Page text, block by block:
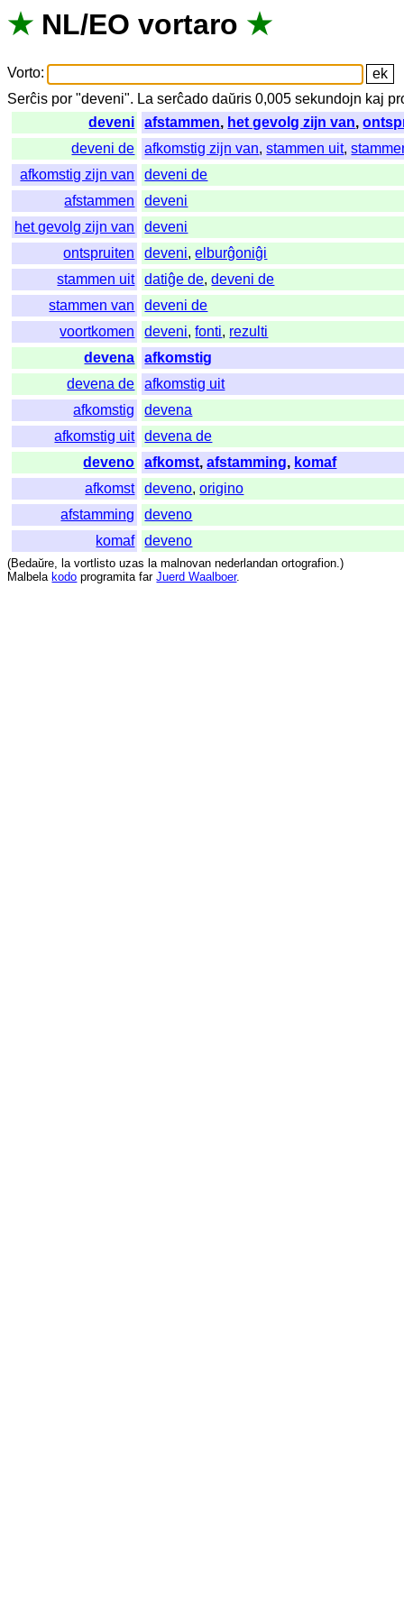
★ NL/EO vortaro ★
Vorto:
Serĉis por "deveni". La serĉado daŭris 0,005sekundojn kaj
deveni
afstammen, het gevolg zijn van,
deveni de
afkomstig zijn van,stammen uit,
afkomstig zijn van
deveni de
afstammen
deveni
het gevolg zijn van
deveni
ontspruiten
deveni,elburĝoniĝi
stammen uit
datiĝe de,deveni de
stammen van
deveni de
voortkomen
deveni,fonti, rezulti
devena
afkomstig
devena de
afkomstig uit
afkomstig
devena
afkomstig uit
devena de
deveno
afkomst,afstamming, komaf
afkomst
deveno,origino
afstamming
deveno
komaf
deveno
(Bedaŭre, la vortlisto uzas la malnovan nederlandan ortografion.)
Malbela kodo programita far Juerd Waalboer.